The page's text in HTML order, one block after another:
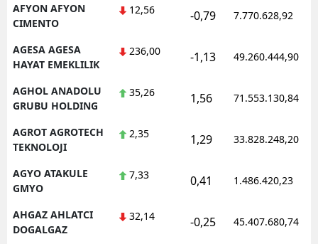
Hakkari
Mersin
Kars
AFYON AFYON
CIMENTO
12,56 -0,79 7.770.628,92
AGESA AGESA
HAYAT EMEKLILIK
236,00 -1,13 49.260.444,90
AGHOL ANADOLU
GRUBU HOLDING
35,26 1,56 71.553.130,84
AGROT AGROTECH
TEKNOLOJI
2,35 1,29 33.828.248,20
AGYO ATAKULE
GMYO
7,33 0,41 1.486.420,23
AHGAZ AHLATCI
DOGALGAZ
32,14 -0,25 45.407.680,74